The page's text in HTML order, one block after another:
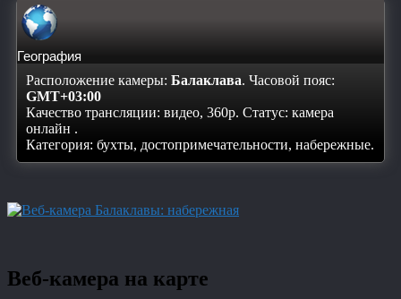
География
Расположение камеры: Балаклава. Часовой пояс:
GMT+03:00
Качество трансляции: видео, 360p. Статус: камера
онлайн .
Категория: бухты, достопримечательности, набережные.
Веб-камера на карте